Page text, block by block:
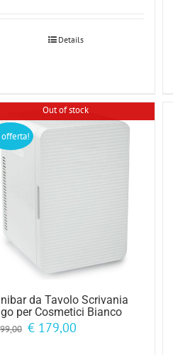
€ 199,00.Details
Out of stock
da Tavolo Scrivania
per Cosmetici Bianco
Il
€179,00Il